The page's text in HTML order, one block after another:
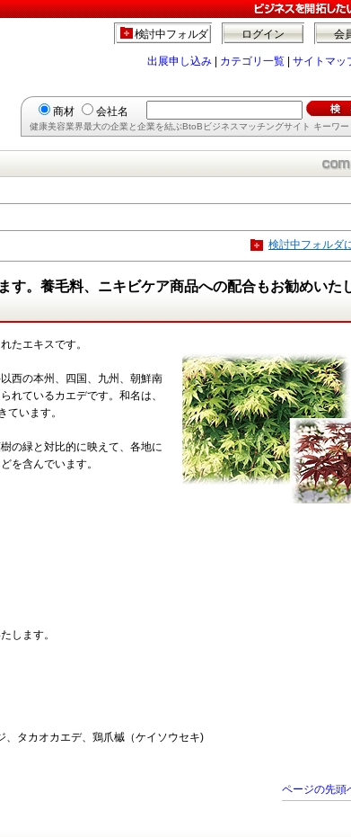
会
ログイン
検討中フォルダ
出展申し込み カテゴリ一覧 サイトマッ
商材 会社名
健康美容業界最大の企業と企業を結ぶBtoBビジネスマッチングサイト キーワー
検討中フォルダ
す。養毛料、ニキビケア商品への配合もお勧めいた
たエキスです。
西の本州、四国、九州、朝鮮南
れているカエデです。和名は、
ています。
の緑と対比的に映えて、各地に
を含んでいます。
します。
タカオカエデ、鶏爪槭（ケイソウセキ)
ページの先頭